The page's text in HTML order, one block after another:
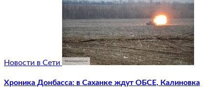
Новости в Сети
Хроника Донбасса: в Саханке ждут ОБСЕ, Калиновка